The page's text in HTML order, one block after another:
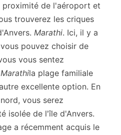
proximité de l'aéroport et
trouverez les criques
Marathi. Ici, il y a
pouvez choisir de
vous sentez
Marathila plage familiale
excellente option. En
vous serez
isolée de l'île d'Anvers.
a récemment acquis le